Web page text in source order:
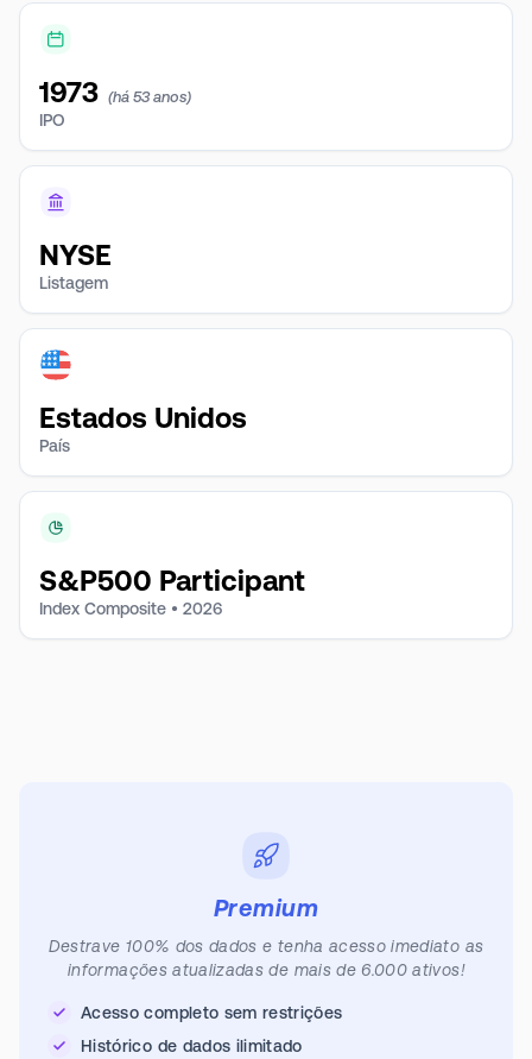
1973 (há 53 anos)
IPO
NYSE
Listagem
Estados Unidos
País
S&P500 Participant
Index Composite • 2026
Premium
Destrave 100% dos dados e tenha acesso imediato as
informações atualizadas de mais de 6.000 ativos!
Acesso completo sem restrições
Histórico de dados ilimitado